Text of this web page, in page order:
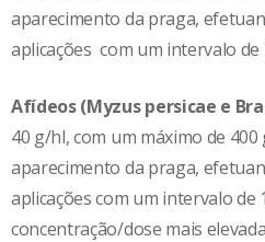
aparecimento da praga,
aplicações com um intervalo de
Afídeos (Myzus persicae e
40 g/hl, com um máximo de
aparecimento da praga,
aplicações com um intervalo de
concentração/dose mais